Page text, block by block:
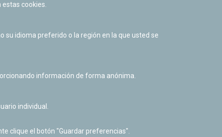
Política de cookies
Derecho de acceso a información pública
cookies.
su idioma preferido o la región en la que usted se
información de forma anónima.
individual.
clique el botón "Guardar preferencias".